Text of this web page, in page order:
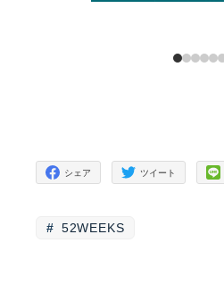
シェア ツイート
52WEEKS